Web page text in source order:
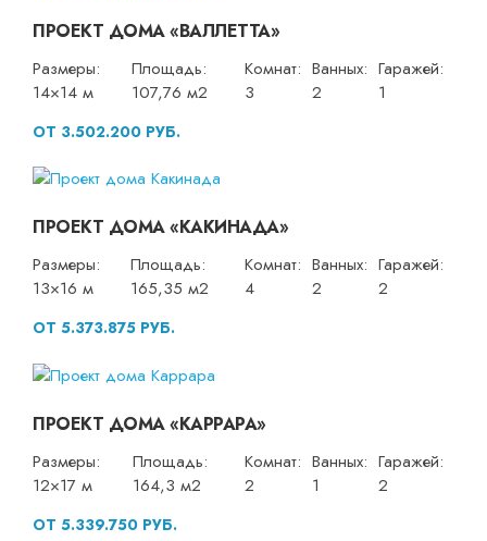
ПРОЕКТ ДОМА «ВАЛЛЕТТА»
Размеры:
14×14 м
Площадь:
107,76 м2
Комнат:
3
Ванных:
2
Гаражей:
1
ОТ 3.502.200 РУБ.
ПРОЕКТ ДОМА «КАКИНАДА»
Размеры:
13×16 м
Площадь:
165,35 м2
Комнат:
4
Ванных:
2
Гаражей:
2
ОТ 5.373.875 РУБ.
ПРОЕКТ ДОМА «КАРРАРА»
Размеры:
12×17 м
Площадь:
164,3 м2
Комнат:
2
Ванных:
1
Гаражей:
2
ОТ 5.339.750 РУБ.